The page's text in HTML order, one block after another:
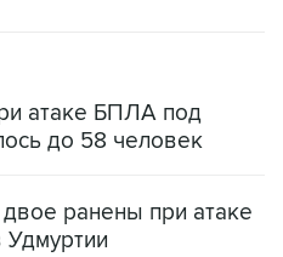
атаке БПЛА под
до 58 человек
ранены при атаке